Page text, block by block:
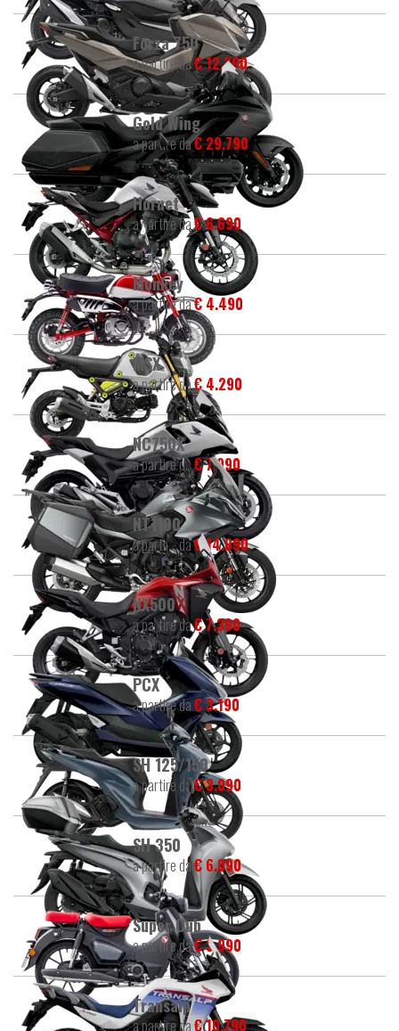
Forza 750
a partire da€ 12.290
Gold Wing
a partire da€ 29.790
Hornet
a partire da€ 6.690
Monkey
a partire da€ 4.490
MSX
a partire da€ 4.290
NC750X
a partire da€ 7.990
NT1100
a partire da€ 14.890
NX500
a partire da€ 7.390
PCX
a partire da€ 3.190
SH 125/150
a partire da€ 3.090
SH 350
a partire da€ 6.090
Super Cub
a partire da€ 3.990
Transalp
a partire da€ 10.790